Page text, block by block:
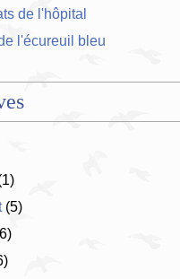
de l'hôpital
l'écureuil bleu
(5)